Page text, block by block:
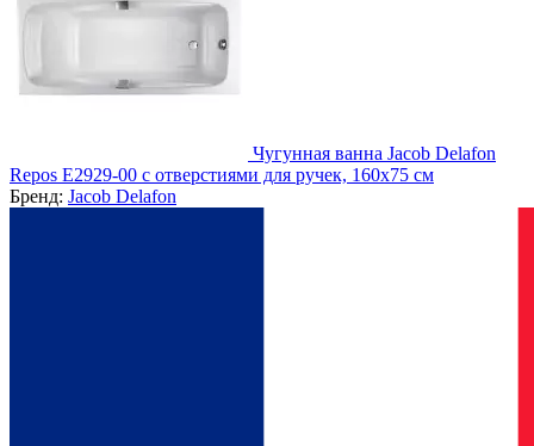
Чугунная ванна Jacob Delafon
Repos E2929-00 с отверстиями для ручек, 160х75 см
Бренд: Jacob Delafon